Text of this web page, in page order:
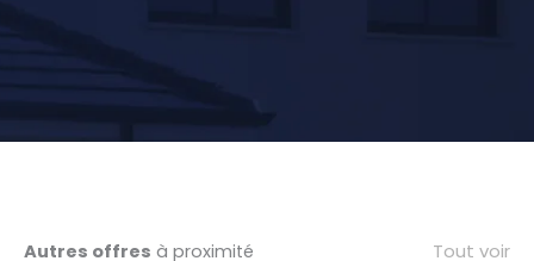
Autres offres à proximité Tout voir